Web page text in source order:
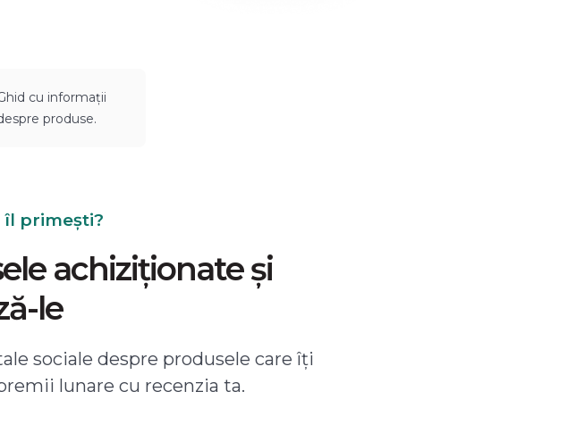
cu informații
produse.
îl primești?
achiziționate și
le
sociale despre produsele care îți
lunare cu recenzia ta.